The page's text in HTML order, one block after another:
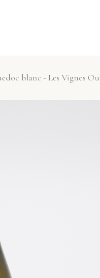
blanc - Les Vignes